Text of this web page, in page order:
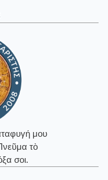
μου
τὸ
σοι.